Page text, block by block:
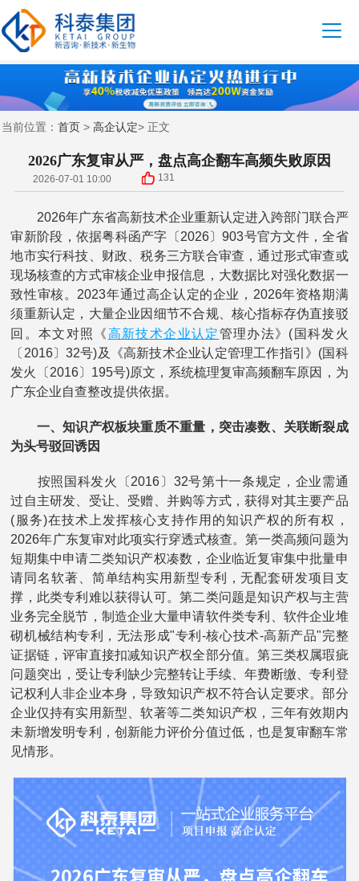
当前位置： 首页 > 高企认定> 正文
2026广东复审从严，盘点高企翻车高频失败原因
2026-07-01 10:00 131
2026年广东省高新技术企业重新认定进入跨部门联合严
审新阶段，依据粤科函产字〔2026〕903号官方文件，全省
地市实行科技、财政、税务三方联合审查，通过形式审查或
现场核查的方式审核企业申报信息，大数据比对强化数据一
致性审核。2023年通过高企认定的企业，2026年资格期满
须重新认定，大量企业因细节不合规、核心指标存伪直接驳
回。本文对照《高新技术企业认定管理办法》(国科发火
〔2016〕32号)及《高新技术企业认定管理工作指引》(国科
发火〔2016〕195号)原文，系统梳理复审高频翻车原因，为
广东企业自查整改提供依据。
一、知识产权板块重质不重量，突击凑数、关联断裂成
为头号驳回诱因
按照国科发火〔2016〕32号第十一条规定，企业需通
过自主研发、受让、受赠、并购等方式，获得对其主要产品
(服务)在技术上发挥核心支持作用的知识产权的所有权，
2026年广东复审对此项实行穿透式核查。第一类高频问题为
短期集中申请二类知识产权凑数，企业临近复审集中批量申
请同名软著、简单结构实用新型专利，无配套研发项目支
撑，此类专利难以获得认可。第二类问题是知识产权与主营
业务完全脱节，制造企业大量申请软件类专利、软件企业堆
砌机械结构专利，无法形成"专利-核心技术-高新产品"完整
证据链，评审直接扣减知识产权全部分值。第三类权属瑕疵
问题突出，受让专利缺少完整转让手续、年费断缴、专利登
记权利人非企业本身，导致知识产权不符合认定要求。部分
企业仅持有实用新型、软著等二类知识产权，三年有效期内
未新增发明专利，创新能力评价分值过低，也是复审翻车常
见情形。